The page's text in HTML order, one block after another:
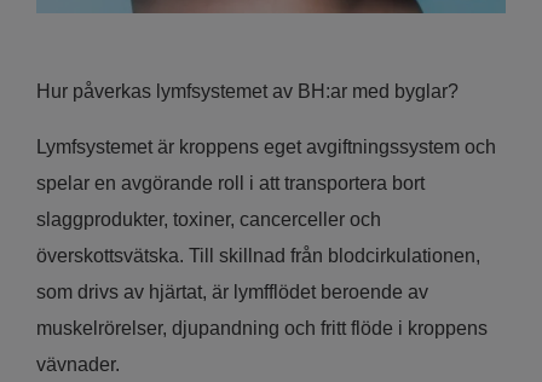
Hur påverkas lymfsystemet av BH:ar med byglar?
Lymfsystemet är kroppens eget avgiftningssystem och
spelar en avgörande roll i att transportera bort
slaggprodukter, toxiner, cancerceller och
överskottsvätska. Till skillnad från blodcirkulationen,
som drivs av hjärtat, är lymfflödet beroende av
muskelrörelser, djupandning och fritt flöde i kroppens
vävnader.